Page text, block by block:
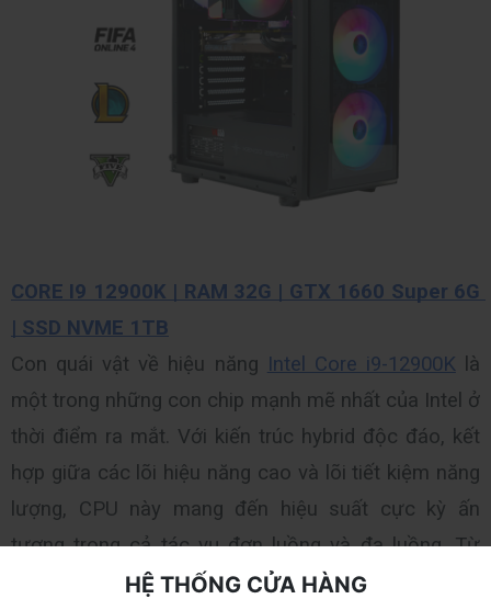
CORE I9 12900K | RAM 32G | GTX 1660 Super 6G
| SSD NVME 1TB
Con quái vật về hiệu năng Intel Core i9-12900K là
một trong những con chip mạnh mẽ nhất của Intel ở
thời điểm ra mắt. Với kiến trúc hybrid độc đáo, kết
hợp giữa các lõi hiệu năng cao và lõi tiết kiệm năng
lượng, CPU này mang đến hiệu suất cực kỳ ấn
tượng trong cả tác vụ đơn luồng và đa luồng. Từ
gaming, render video 4K, đến các tác vụ chuyên
HỆ THỐNG CỬA HÀNG